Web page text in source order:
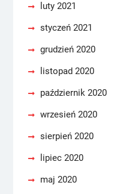
luty 2021
styczeń 2021
grudzień 2020
listopad 2020
październik 2020
wrzesień 2020
sierpień 2020
lipiec 2020
maj 2020